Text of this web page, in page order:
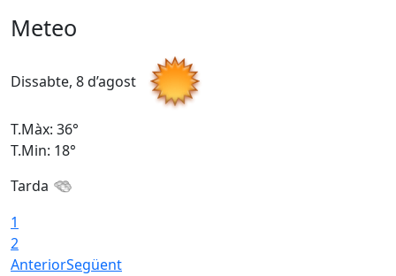
Meteo
Dissabte, 8 d’agost
T.Màx: 36°
T.Min: 18°
Tarda
1
2
AnteriorSegüent